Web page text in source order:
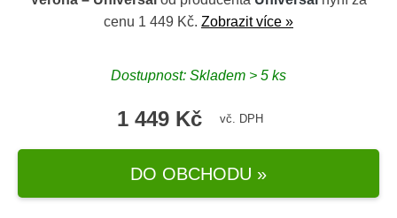
cenu 1 449 Kč. Zobrazit více »
Dostupnost: Skladem > 5 ks
1 449 Kč vč. DPH
DO OBCHODU »